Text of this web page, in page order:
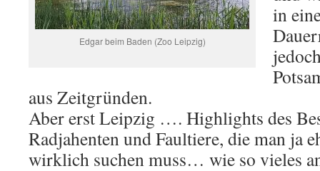
Edgar beim Baden (Zoo Leipzig)
in
aus Zeitgründen.
Aber erst Leipzig …. Highlights des
Radjahenten und Faultiere, die man ja
wirklich suchen muss… wie so vieles